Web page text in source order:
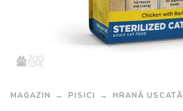
MAGAZIN PISICI HRANĂ USCATĂ